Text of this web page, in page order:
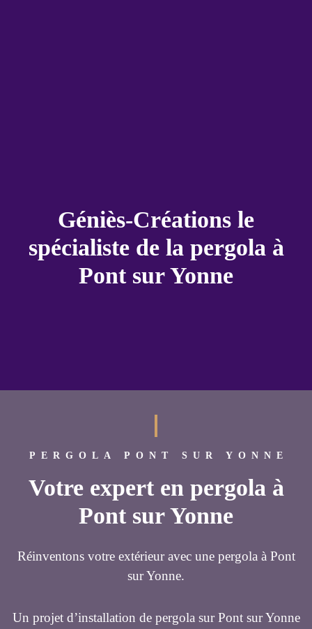
Géniès-Créations le
spécialiste de la pergola à
Pont sur Yonne
PERGOLA PONT SUR YONNE
Votre expert en pergola à
Pont sur Yonne
Réinventons votre extérieur avec une pergola à Pont
sur Yonne.
Un projet d’installation de pergola sur Pont sur Yonne